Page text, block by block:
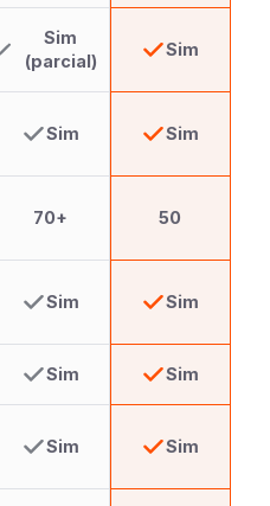
Sim
(parcial)
Sim
Sim Sim
70+ 50
Sim Sim
Sim Sim
Sim Sim